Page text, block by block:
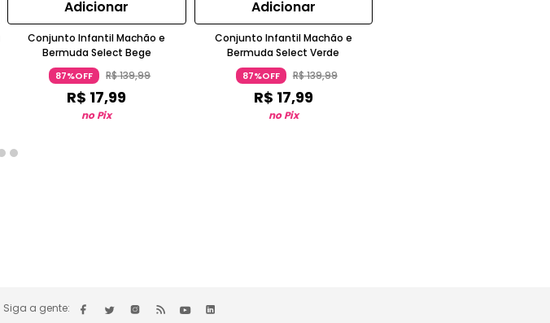
Adicionar
Conjunto Infantil Machão e
Bermuda Select Bege
87%OFF R$139,99
R$ 17,99
no Pix
Adicionar
Conjunto Infantil Machão e
Bermuda Select Verde
87%OFF R$139,99
R$ 17,99
no Pix
Siga a gente: